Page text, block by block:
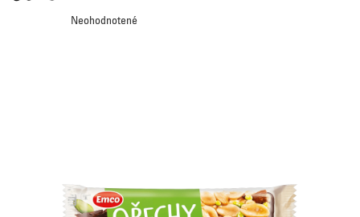
Priemerné
hodnotenie
Neohodnotené